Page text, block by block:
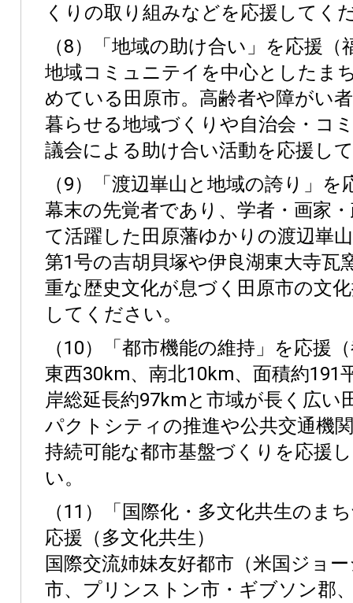
くりの取り組みなどを応援してく
（8）「地域の助け合い」を応援（
地域コミュニテイを中心としたま
めている田原市。高齢者や障がい
暮らせる地域づくりや自治会・コ
議会による助け合い活動を応援し
（9）「渡辺崋山と地域の誇り」を
幕末の先覚者であり、学者・画家
て活躍した田原藩ゆかりの渡辺崋
第1号の吉胡貝塚や伊良湖東大寺瓦
重な歴史文化が息づく田原市の文
してください。
（10）「都市機能の維持」を応援
東西30km、南北10km、面積約191
岸総延長約97kmと市域が長く広い
パクトシティの推進や公共交通機
持続可能な都市基盤づくりを応援
い。
（11）「国際化・多文化共生のま
応援（多文化共生）
国際交流姉妹友好都市（米国ジョ
市、プリンストン市・ギブソン郡